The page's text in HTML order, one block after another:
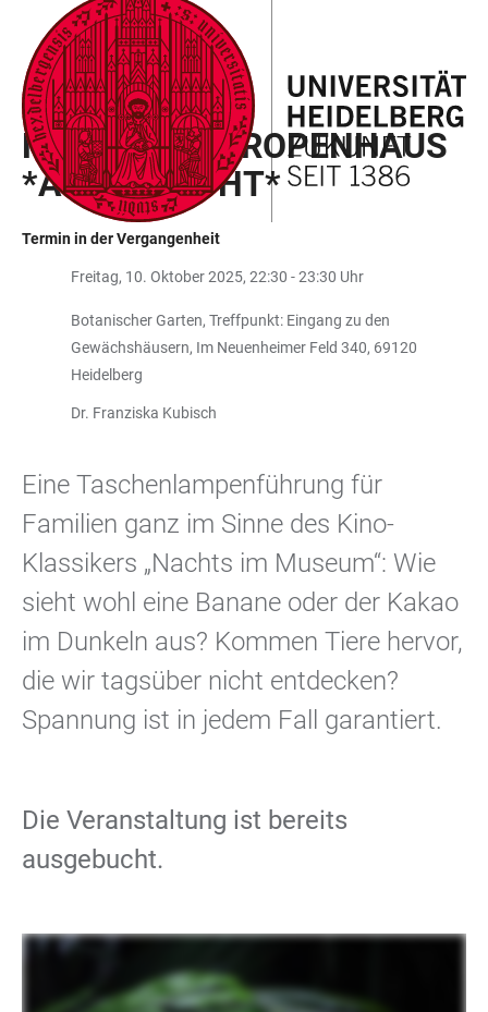
LINKS
ZUR
BARRIEREFREIHEIT
ZUM
HAUPTINHALT
HAUPTNAVIGATION
ÖFFNEN
WEBSEITENSUCHE
ÖFFNEN
GRÜNE SCHULE HEIDELBERG
NACHTS IM TROPENHAUS
*AUSGEBUCHT*
Termin in der Vergangenheit
Freitag, 10. Oktober 2025, 22:30 - 23:30 Uhr
Botanischer Garten, Treffpunkt: Eingang zu den
Gewächshäusern, Im Neuenheimer Feld 340, 69120
Heidelberg
Dr. Franziska Kubisch
Eine Taschenlampenführung für
Familien ganz im Sinne des Kino-
Klassikers „Nachts im Museum“: Wie
sieht wohl eine Banane oder der Kakao
im Dunkeln aus? Kommen Tiere hervor,
die wir tagsüber nicht entdecken?
Spannung ist in jedem Fall garantiert.
Die Veranstaltung ist bereits
ausgebucht.